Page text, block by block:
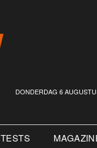
DONDERDAG 6
TESTS